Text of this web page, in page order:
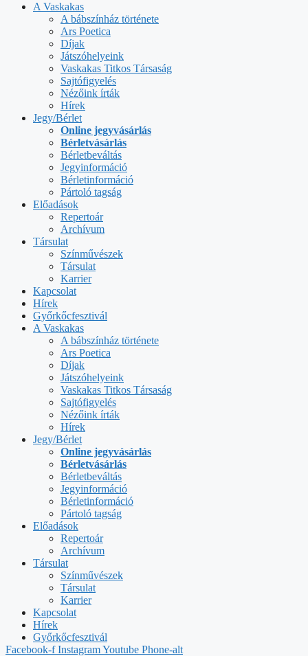
A Vaskakas
A bábszínház története
Ars Poetica
Díjak
Játszóhelyeink
Vaskakas Titkos Társaság
Sajtófigyelés
Nézőink írták
Hírek
Jegy/Bérlet
Online jegyvásárlás
Bérletvásárlás
Bérletbeváltás
Jegyinformáció
Bérletinformáció
Pártoló tagság
Előadások
Repertoár
Archívum
Társulat
Színművészek
Társulat
Karrier
Kapcsolat
Hírek
Győrkőcfesztivál
A Vaskakas
A bábszínház története
Ars Poetica
Díjak
Játszóhelyeink
Vaskakas Titkos Társaság
Sajtófigyelés
Nézőink írták
Hírek
Jegy/Bérlet
Online jegyvásárlás
Bérletvásárlás
Bérletbeváltás
Jegyinformáció
Bérletinformáció
Pártoló tagság
Előadások
Repertoár
Archívum
Társulat
Színművészek
Társulat
Karrier
Kapcsolat
Hírek
Győrkőcfesztivál
Facebook-f InstagramYoutube Phone-alt